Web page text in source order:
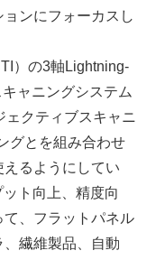
ンにフォーカスし
）の3軸Lightning-
ャニングシステム
ェクティブスキャニ
グとを組み合わせ
るようにしてい
ト向上、精度向
て、フラットパネル
繊維製品、自動